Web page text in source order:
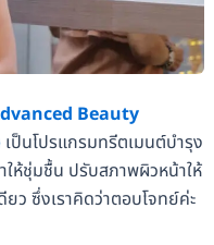
Beauty
เป็นโปรแกรมทรีตเมนต์บำรุง
ห้ชุ่มชื้น ปรับสภาพผิวหน้าให้
ว ซึ่งเราคิดว่าตอบโจทย์ค่ะ